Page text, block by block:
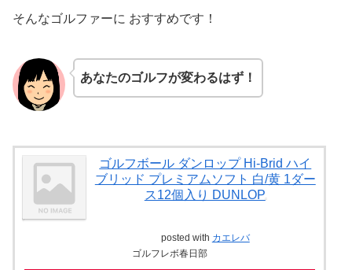
そんなゴルファーに おすすめです！
あなたのゴルフが変わるはず！
ゴルフボール ダンロップ Hi-Brid ハイ
ブリッド プレミアムソフト 白/黄 1ダー
ス12個入り DUNLOP
posted with カエレバ
ゴルフレボ春日部